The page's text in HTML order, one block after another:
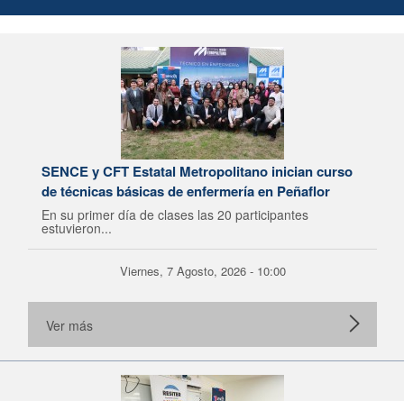
SENCE y CFT Estatal Metropolitano inician curso
de técnicas básicas de enfermería en Peñaflor
En su primer día de clases las 20 participantes
estuvieron...
Viernes, 7 Agosto, 2026 - 10:00
Ver más